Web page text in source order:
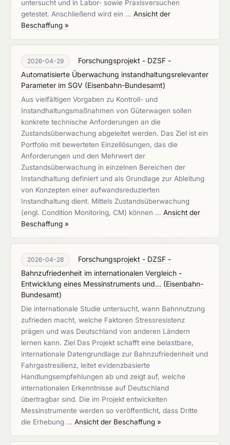
untersucht und in Labor- sowie Praxisversuchen
getestet. Anschließend wird ein … Ansicht der
Beschaffung »
2026-04-29
Forschungsprojekt - DZSF -
Automatisierte Überwachung instandhaltungsrelevanter
Parameter im SGV (Eisenbahn-Bundesamt)
Aus vielfältigen Vorgaben zu Kontroll- und
Instandhaltungsmaßnahmen von Güterwagen sollen
konkrete technische Anforderungen an die
Zustandsüberwachung abgeleitet werden. Das Ziel ist ein
Portfolio mit bewerteten Einzellösungen, das die
Anforderungen und den Mehrwert der
Zustandsüberwachung in einzelnen Bereichen der
Instandhaltung definiert und als Grundlage zur Ableitung
von Konzepten einer aufwandsreduzierten
Instandhaltung dient. Mittels Zustandsüberwachung
(engl. Condition Monitoring, CM) können … Ansicht der
Beschaffung »
2026-04-28
Forschungsprojekt - DZSF -
Bahnzufriedenheit im internationalen Vergleich -
Entwicklung eines Messinstruments und... (Eisenbahn-
Bundesamt)
Die internationale Studie untersucht, wann Bahnnutzung
zufrieden macht, welche Faktoren Stressresistenz
prägen und was Deutschland von anderen Ländern
lernen kann. Ziel Das Projekt schafft eine belastbare,
internationale Datengrundlage zur Bahnzufriedenheit und
Fahrgastresilienz, leitet evidenzbasierte
Handlungsempfehlungen ab und zeigt auf, welche
internationalen Erkenntnisse auf Deutschland
übertragbar sind. Die im Projekt entwickelten
Messinstrumente werden so veröffentlicht, dass Dritte
die Erhebung … Ansicht der Beschaffung »